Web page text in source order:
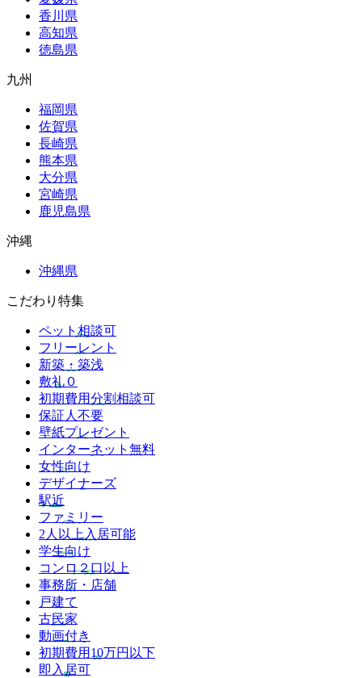
香川県
高知県
徳島県
九州
福岡県
佐賀県
長崎県
熊本県
大分県
宮崎県
鹿児島県
沖縄
沖縄県
こだわり特集
ペット相談可
フリーレント
新築・築浅
敷礼０
初期費用分割相談可
保証人不要
壁紙プレゼント
インターネット無料
女性向け
デザイナーズ
駅近
ファミリー
2人以上入居可能
学生向け
コンロ２口以上
事務所・店舗
戸建て
古民家
動画付き
初期費用10万円以下
即入居可